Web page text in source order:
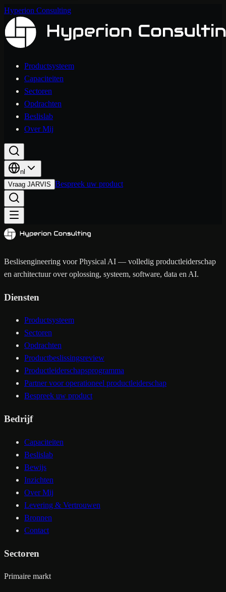
Hyperion Consulting
Productsysteem
Capaciteiten
Sectoren
Opdrachten
Beslislab
Over Mij
nl
Vraag JARVIS Bespreek uw product
Beslisengineering voor Physical AI — volledig productleiderschap
en architectuur over oplossing, systeem, software, data en AI.
Diensten
Productsysteem
Sectoren
Opdrachten
Productbeslissingsreview
Productleiderschapsprogramma
Partner voor operationeel productleiderschap
Bespreek uw product
Bedrijf
Capaciteiten
Beslislab
Bewijs
Inzichten
Over Mij
Levering & Vertrouwen
Bronnen
Contact
Sectoren
Primaire markt